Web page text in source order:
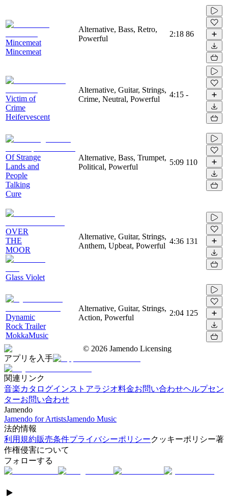
Mincemeat
Mincemeat
Alternative, Bass, Retro,
Powerful
2:18 86
Victim of
Crime
Heifervescent
Alternative, Guitar, Strings,
Crime, Neutral, Powerful
4:15 -
Of Strange
Lands and
People
Talking
Cure
Alternative, Bass, Trumpet,
Political, Powerful
5:09 110
OVER
THE
MOOR
Glass Violet
Alternative, Guitar, Strings,
Anthem, Upbeat, Powerful
4:36 131
Dynamic
Rock Trailer
MokkaMusic
Alternative, Guitar, Strings,
Action, Powerful
2:04 125
© 2026 Jamendo Licensing
アプリを入手
関連リンク
音楽カタログインストアラジオ料金お問い合わせヘルプセン
ターお問い合わせ
Jamendo
Jamendo for ArtistsJamendo Music
法的情報
利用規約販売条件プライバシーポリシークッキーポリシー著
作権侵害について
フォローする